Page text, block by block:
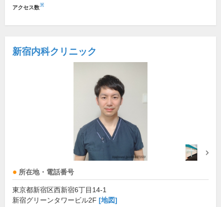
アクセス数※
新宿内科クリニック
所在地・電話番号
東京都新宿区西新宿6丁目14-1
新宿グリーンタワービル2F [地図]